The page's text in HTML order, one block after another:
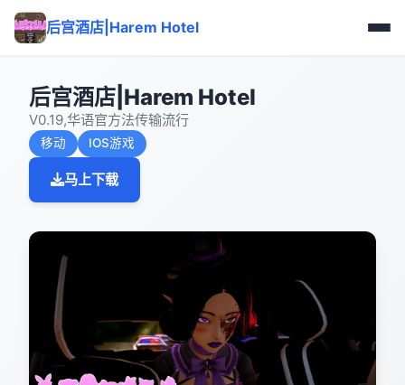
后宫酒店|Harem Hotel
后宫酒店|Harem Hotel
V0.19,华语官方法传输流行
移动 IOS游戏
马上下载